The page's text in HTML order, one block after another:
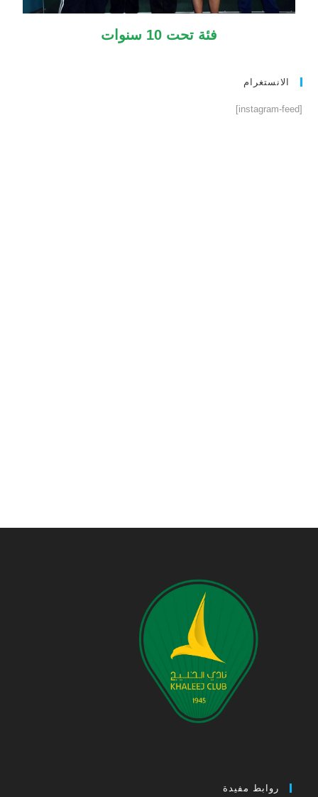
فئة تحت 10 سنوات
الانستغرام
[instagram-feed]
روابط مفيدة